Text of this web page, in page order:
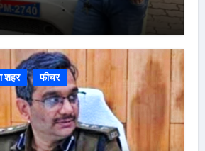
शहर फीचर